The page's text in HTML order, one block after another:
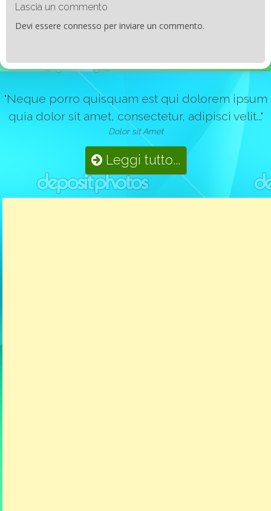
Lascia un commento
Devi essere connesso per inviare un commento.
"Neque porro quisquam est qui dolorem ipsum
quia dolor sit amet, consectetur, adipisci velit..."
Dolor sit Amet
Leggi tutto...